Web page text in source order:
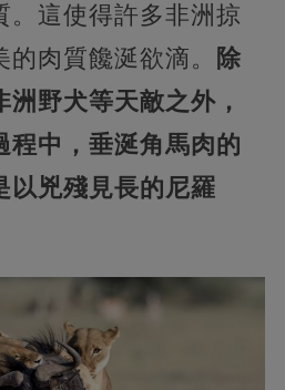
。這使得許多非洲掠
肉質饞涎欲滴。
除
野犬等天敵之外，
程中，垂涎角馬肉的
以兇殘見長的尼羅